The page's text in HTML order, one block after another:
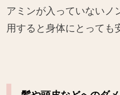
アミンが入っていないノ
用すると身体にとっても